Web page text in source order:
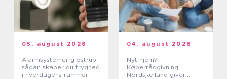
05. august 2026
Alarmsystemer glostrup
sådan skaber du tryghed
i hverdagens rammer
04. august 2026
Nyt hjem?
Køberrådgivning i
Nordsjælland giver